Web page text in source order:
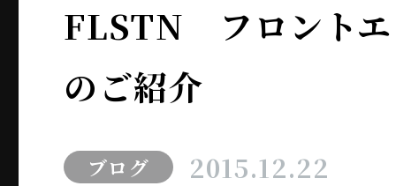
FLSTN フロントエ
のご紹介
ブログ 2015.12.22